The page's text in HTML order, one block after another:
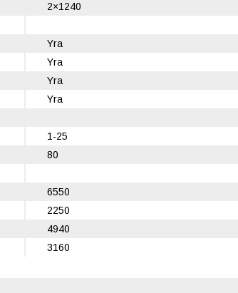
2×1240
Yra
Yra
Yra
Yra
1-25
80
6550
2250
4940
3160